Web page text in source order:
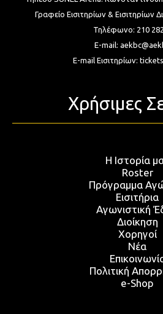
Γραφείο Εισιτηρίων & Εισιτηρίων
Τηλέφωνο: 210
E-mail:
E-mail Εισιτηρίων:
Χρήσιμες
Η Ιστορία
Roster
Πρόγραμμα
Εισιτήρια
Αγωνιστική
Διοίκηση
Χορηγοί
Νέα
Πολιτική
e-Shop